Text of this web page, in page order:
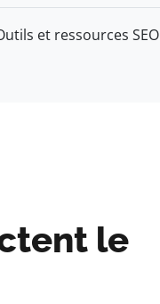
et ressources SEO
le